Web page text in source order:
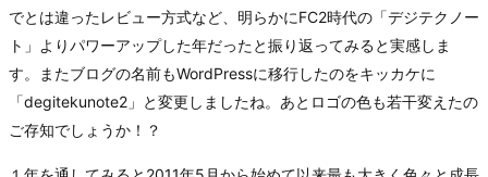
でとは違ったレビュー方式など、明らかにFC2時代の「デジテクノー
ト」よりパワーアップした年だったと振り返ってみると実感しま
す。またブログの名前もWordPressに移行したのをキッカケに
「degitekunote2」と変更しましたね。あとロゴの色も若干変えたの
ご存知でしょうか！？